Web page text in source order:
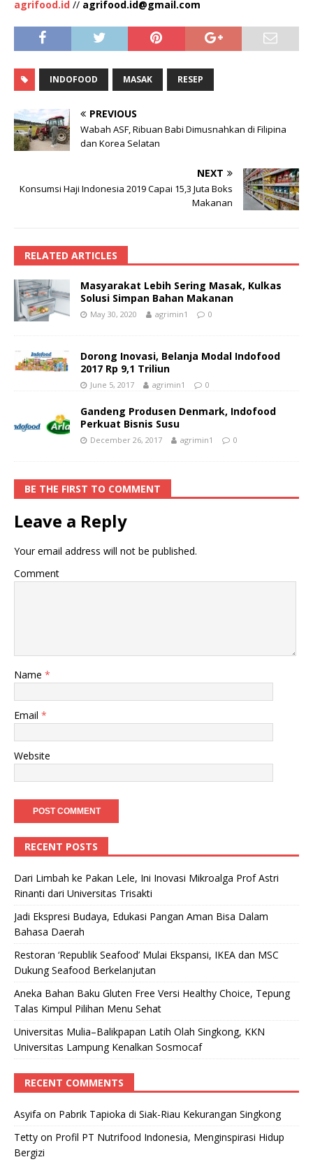
agrifood.id // agrifood.id@gmail.com
INDOFOOD MASAK RESEP
PREVIOUS
Wabah ASF, Ribuan Babi Dimusnahkan di Filipina
dan Korea Selatan
NEXT
Konsumsi Haji Indonesia 2019 Capai 15,3 Juta Boks
Makanan
RELATED ARTICLES
Masyarakat Lebih Sering Masak, Kulkas
Solusi Simpan Bahan Makanan
May 30, 2020 agrimin1 0
Dorong Inovasi, Belanja Modal Indofood
2017 Rp 9,1 Triliun
June 5, 2017 agrimin1 0
Gandeng Produsen Denmark, Indofood
Perkuat Bisnis Susu
December 26, 2017 agrimin1 0
BE THE FIRST TO COMMENT
Leave a Reply
Your email address will not be published.
Comment
Name *
Email *
Website
RECENT POSTS
Dari Limbah ke Pakan Lele, Ini Inovasi Mikroalga Prof Astri
Rinanti dari Universitas Trisakti
Jadi Ekspresi Budaya, Edukasi Pangan Aman Bisa Dalam
Bahasa Daerah
Restoran ‘Republik Seafood’ Mulai Ekspansi, IKEA dan MSC
Dukung Seafood Berkelanjutan
Aneka Bahan Baku Gluten Free Versi Healthy Choice, Tepung
Talas Kimpul Pilihan Menu Sehat
Universitas Mulia–Balikpapan Latih Olah Singkong, KKN
Universitas Lampung Kenalkan Sosmocaf
RECENT COMMENTS
Asyifa on Pabrik Tapioka di Siak-Riau Kekurangan Singkong
Tetty on Profil PT Nutrifood Indonesia, Menginspirasi Hidup
Bergizi